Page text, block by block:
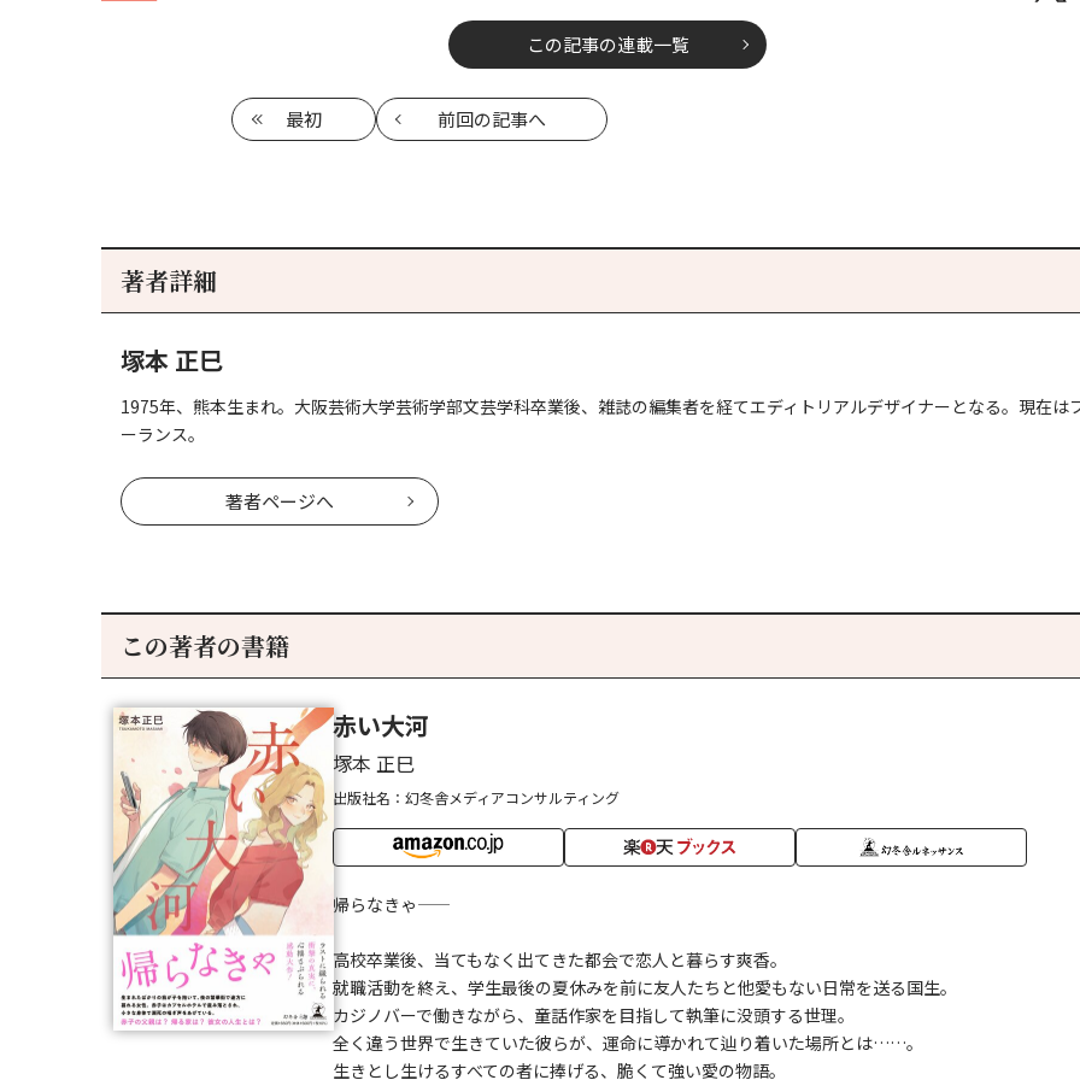
この記事の連載一覧
最初 前回の記事へ
著者詳細
塚本 正巳
1975年、熊本生まれ。大阪芸術大学芸術学部文芸学科卒業後、雑誌の編集者を経てエディトリアルデザイナーとなる。現在は
ーランス。
著者ページへ
この著者の書籍
赤い大河
塚本 正巳
出版社名：幻冬舎メディアコンサルティング
帰らなきゃ——
高校卒業後、当てもなく出てきた都会で恋人と暮らす爽香。
就職活動を終え、学生最後の夏休みを前に友人たちと他愛もない日常を送る国生。
カジノバーで働きながら、童話作家を目指して執筆に没頭する世理。
全く違う世界で生きていた彼らが、運命に導かれて辿り着いた場所とは……。
生きとし生けるすべての者に捧げる、脆くて強い愛の物語。